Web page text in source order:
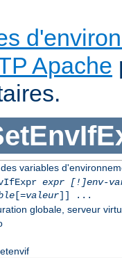
Apache
variables
expr [!]env-
[=valeur]] ...
globale, serveur